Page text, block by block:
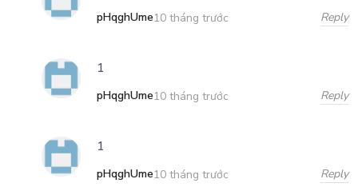
pHqghUme10 tháng trước Reply
1
pHqghUme10 tháng trước Reply
1
pHqghUme10 tháng trước Reply